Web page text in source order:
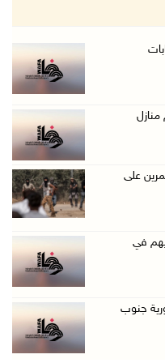
جيسون ...
ي ...
...
بعزل القدس ...
بلدة دي ...
منازل
على
في
جنوب